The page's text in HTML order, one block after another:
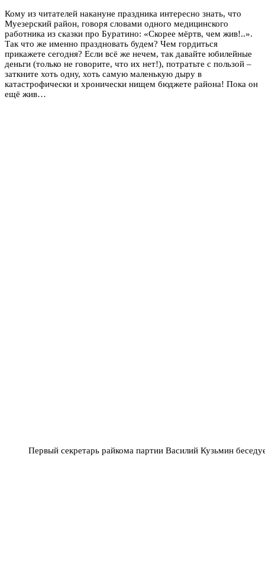
Кому из читателей накануне праздника интересно знать, что
Муезерский район, говоря словами одного медицинского
работника из сказки про Буратино: «Скорее мёртв, чем жив!..».
Так что же именно праздновать будем? Чем гордиться
прикажете сегодня? Если всё же нечем, так давайте юбилейные
деньги (только не говорите, что их нет!), потратьте с пользой –
заткните хоть одну, хоть самую маленькую дыру в
катастрофически и хронически нищем бюджете района! Пока он
ещё жив…
Первый секретарь райкома партии Василий Кузьмин